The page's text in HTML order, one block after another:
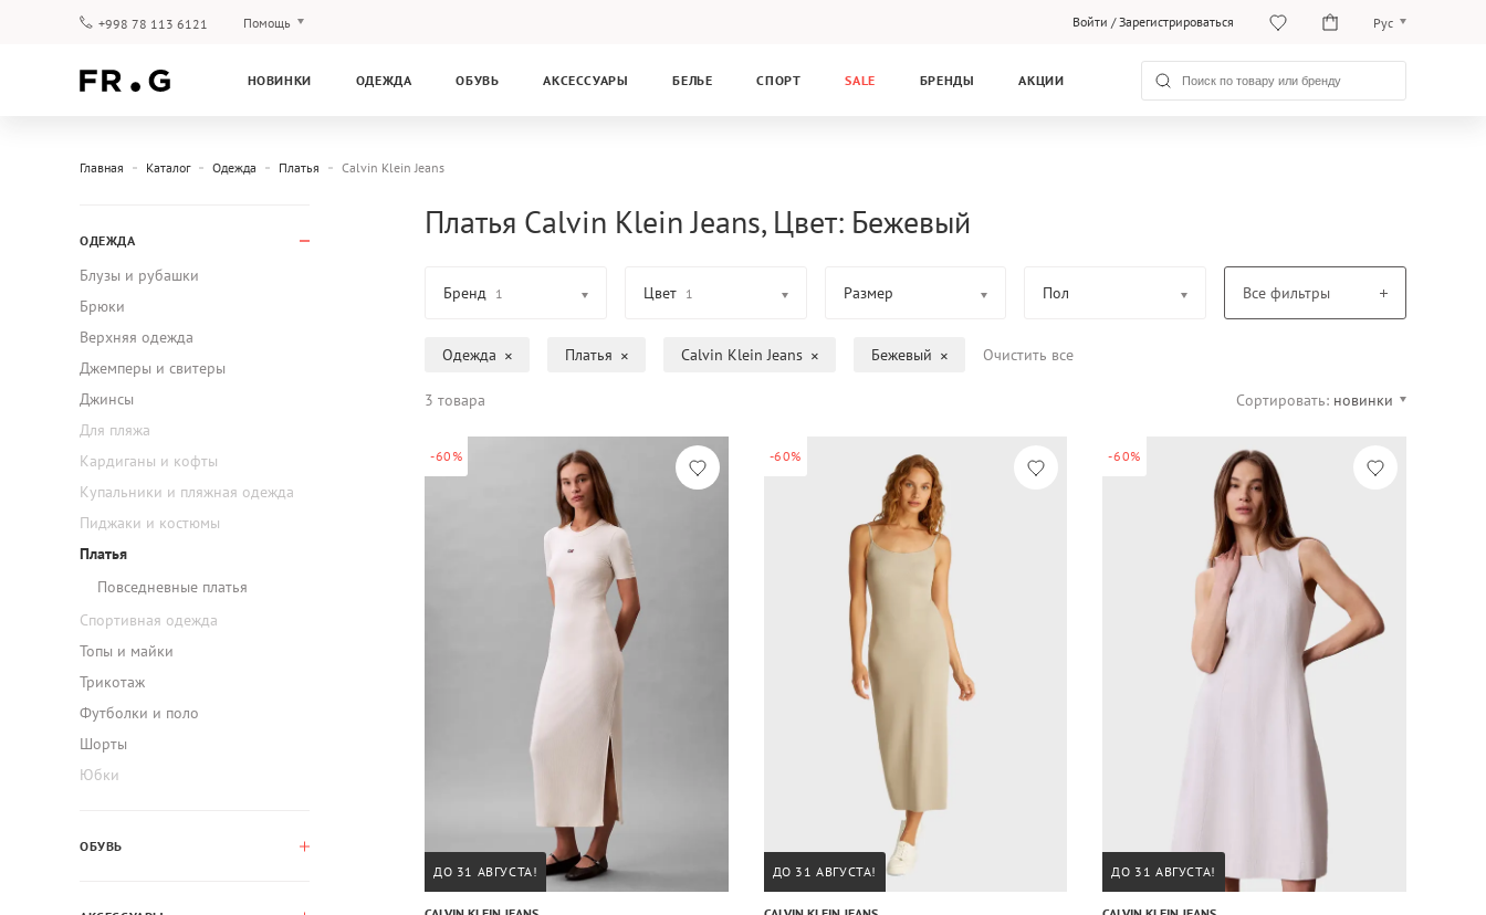
+998 78 113 6121 Помощь
Гарантия
Войти /Зарегистрироваться Рус
Рус
НОВИНКИ ОДЕЖДА ОБУВЬ АКСЕССУАРЫ БЕЛЬЕ СПОРТ SALE БРЕНДЫ АКЦИИ
Главная Каталог Одежда Платья Calvin Klein Jeans
ОДЕЖДА
Блузы и рубашки
Брюки
Верхняя одежда
Джемперы и свитеры
Джинсы
Для пляжа
Кардиганы и кофты
Купальники и пляжная одежда
Пиджаки и костюмы
Платья
Повседневные платья
Спортивная одежда
Топы и майки
Трикотаж
Футболки и поло
Шорты
Юбки
ОБУВЬ
Платья Calvin Klein Jeans, Цвет: Бежевый
Бренд 1 Цвет 1 Размер Пол Все фильтры
Одежда Платья Calvin Klein Jeans Бежевый Очистить все
3 товара Сортировать: новинки
-60%
ДО 31 АВГУСТА!
-60%
ДО 31 АВГУСТА!
-60%
ДО 31 АВГУСТА!